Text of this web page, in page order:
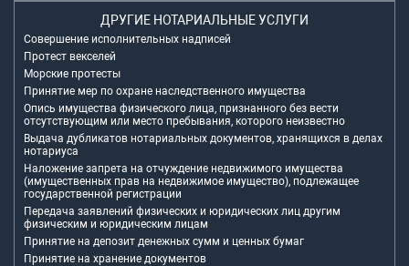
ДРУГИЕ НОТАРИАЛЬНЫЕ УСЛУГИ
Совершение исполнительных надписей
Протест векселей
Морские протесты
Принятие мер по охране наследственного имущества
Опись имущества физического лица, признанного без вести
отсутствующим или место пребывания, которого неизвестно
Выдача дубликатов нотариальных документов, хранящихся в делах
нотариуса
Наложение запрета на отчуждение недвижимого имущества
(имущественных прав на недвижимое имущество), подлежащее
государственной регистрации
Передача заявлений физических и юридических лиц другим
физическим и юридическим лицам
Принятие на депозит денежных сумм и ценных бумаг
Принятие на хранение документов